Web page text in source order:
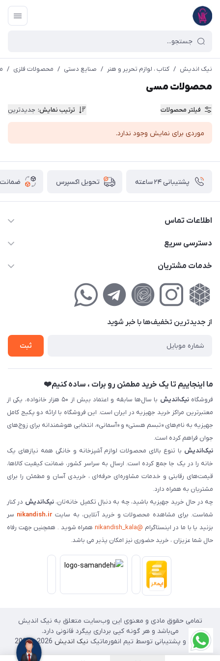
نیک اندیش / کتاب ، لوازم تحریر و هنر / صنایع دستی / محصولات فلزی /
محصولات مسی
فیلتر محصولات ترتیب نمایش: جدیدترین
موردی برای نمایش وجود ندارد.
پشتیبانی ۲۴ ساعته تحویل اکسپرس ضمانت
اطلاعات تماس
02177111474
کوچه گلریز 4 غربی ، پلاک 13
دسترسی سریع
حساب کاربری
لیست محصولات
خدمات مشتریان
راهنمای‌خرید‌آنلاین
حریم خصوصی
فروش‌اقساطی
از جدید‌ترین تخفیف‌ها با‌ خبر شوید
ثبت
ما اینجاییم تا یک خرید مطمئن رو برات ، ساده کنیم❤️
فروشگاهنیک‌اندیش
با سال‌ها سابقه و اعتماد بیش از ۵۰ هزار خانواده، یکی از
معتبرترین مراکز خرید جهیزیه در ایران است. این فروشگاه با ارائه دو پکیج کامل
جهیزیه به نام‌های «تبسم هستی» و «آسمانی»، انتخابی هوشمندانه برای زوج‌های
جوان فراهم کرده است.
نیک‌اندیش با تنوع بالای محصولات لوازم آشپزخانه و خانگی همه نیازهای یک
خانه را در یک جا جمع کرده است. ارسال به سراسر کشور، ضمانت کیفیت کالاها،
قیمت‌های رقابتی و خدمات مشاوره‌ای حرفه‌ای ، خریدی آسان و مطمئن را برای
مشتریان به همراه دارد.
چه در حال خرید جهیزیه باشید، چه به دنبال تکمیل خانه‌تان،نیک‌اندیش در کنار
شماست. برای مشاهده محصولات و خرید آنلاین، به سایت nikandish.ir سر
بزنید یا با ما در اینستاگرام @nikandish_kala
همراه شوید . همچنین جهت رفاه
حال شما عزیزان ، خرید حضوری نیز امکان پذیر می باشد.
تمامی حقوق مادی و معنوی این وب‌سایت متعلق به نیک اندیش
می‌باشد و هر گونه کپی برداری پیگرد قانونی دارد.
طراحی و پشتیبانی توسط تیم انفورماتیک نیک اندیش 2026 - 2025